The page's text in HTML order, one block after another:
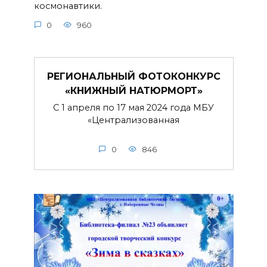
космонавтики.
0 960
РЕГИОНАЛЬНЫЙ ФОТОКОНКУРС
«КНИЖНЫЙ НАТЮРМОРТ»
С 1 апреля по 17 мая 2024 года МБУ
«Централизованная
0 846